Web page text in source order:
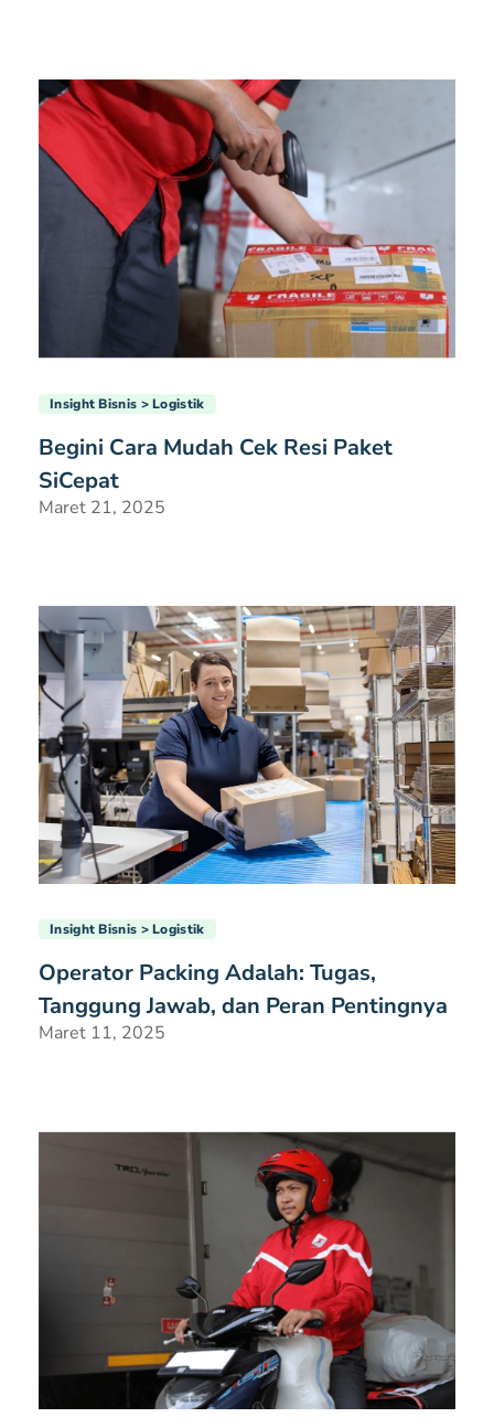
Insight Bisnis Logistik
Begini Cara Mudah Cek Resi Paket
SiCepat
Maret 21, 2025
Insight Bisnis Logistik
Operator Packing Adalah: Tugas,
Tanggung Jawab, dan Peran Pentingnya
Maret 11, 2025